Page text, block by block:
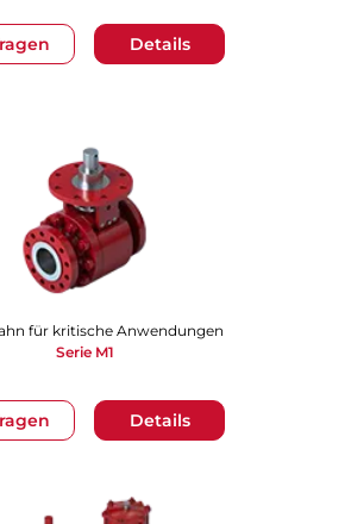
Details
Details
für kritische Anwendungen
Serie M1